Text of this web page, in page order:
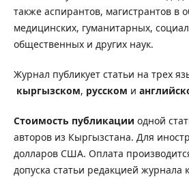
также аспирантов, магистрантов в
медицинских, гуманитарных,
общественных и других наук.
Журнал публикует статьи на трех
кыргызском, русском и
Стоимость публикации одной
авторов из Кыргызстана. Для
долларов США. Оплата
допуска статьи редакцией журнала